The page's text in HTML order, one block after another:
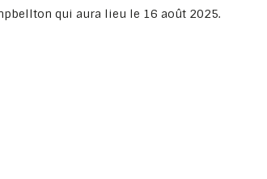
qui aura lieu le 16 août 2025.